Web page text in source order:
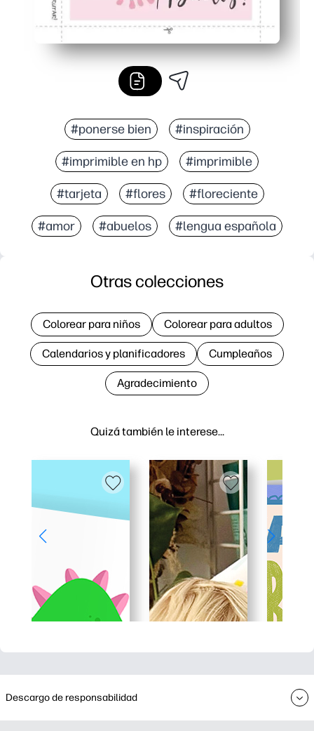
#ponerse bien #inspiración
#imprimible en hp #imprimible
#tarjeta #flores #floreciente
#amor #abuelos #lengua española
Quizá también le interese…
Otras colecciones
Colorear para niños Colorear para adultos
Calendarios y planificadores Cumpleaños
Agradecimiento
Descargo de responsabilidad